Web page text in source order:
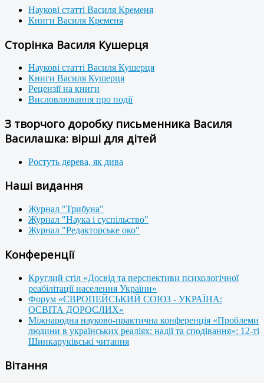
Наукові статті Василя Кременя
Книги Василя Кременя
Сторінка Василя Кушерця
Наукові статті Василя Кушерця
Книги Василя Кушерця
Рецензії на книги
Висловлювання про події
З творчого доробку письменника Василя
Василашка: вірші для дітей
Ростуть дерева, як дива
Наші видання
Журнал "Трибуна"
Журнал "Наука і суспільство"
Журнал "Редакторське око"
Конференції
Круглий стіл «Досвід та перспективи психологічної
реабілітації населення України»
Форум «ЄВРОПЕЙСЬКИЙ СОЮЗ - УКРАЇНА:
ОСВІТА ДОРОСЛИХ»
Міжнародна науково-практична конференція «Проблеми
людини в українських реаліях: надії та сподівання»: 12-ті
Шинкаруківські читання
Вітання